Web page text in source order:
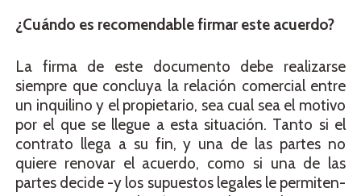
¿Cuándo es recomendable firmar este acuerdo?
La firma de este documento debe realizarse
siempre que concluya la relación comercial entre
un inquilino y el propietario, sea cual sea el motivo
por el que se llegue a esta situación. Tanto si el
contrato llega a su fin, y una de las partes no
quiere renovar el acuerdo, como si una de las
partes decide -y los supuestos legales le permiten-